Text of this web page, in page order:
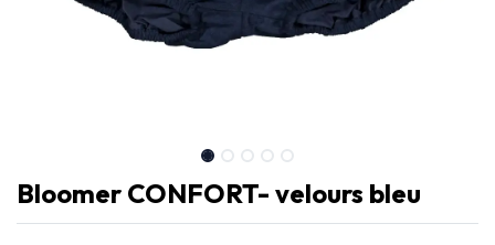
Bloomer CONFORT- velours bleu